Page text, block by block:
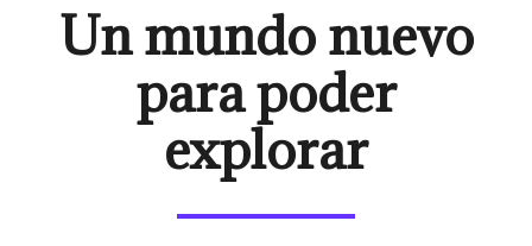
Un mundo nuevo
para poder
explorar